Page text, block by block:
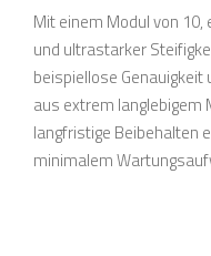
Mit einem Modul von
und ultrastarker
beispiellose Genauigkeit
aus extrem langlebigem
langfristige Beibehalten
minimalem